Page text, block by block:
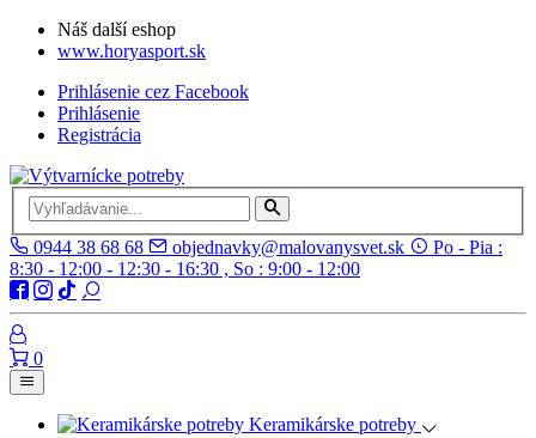
Náš další eshop
www.horyasport.sk
Prihlásenie cez Facebook
Prihlásenie
Registrácia
0944 38 68 68 objednavky@malovanysvet.sk
Po - Pia :
8:30 - 12:00 - 12:30 - 16:30 , So : 9:00 - 12:00
0
Keramikárske potreby